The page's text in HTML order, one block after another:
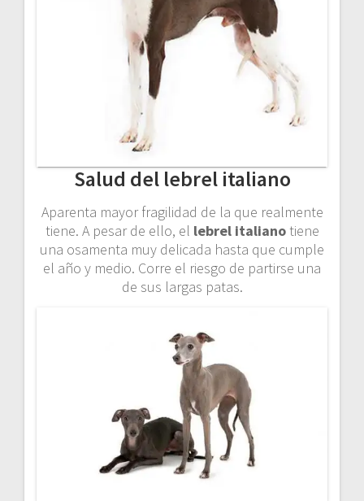
Salud del lebrel italiano
Aparenta mayor fragilidad de la que realmente
tiene. A pesar de ello, el lebrel italianotiene
una osamenta muy delicada hasta que cumple
el año y medio. Corre el riesgo de partirse una
de sus largas patas.